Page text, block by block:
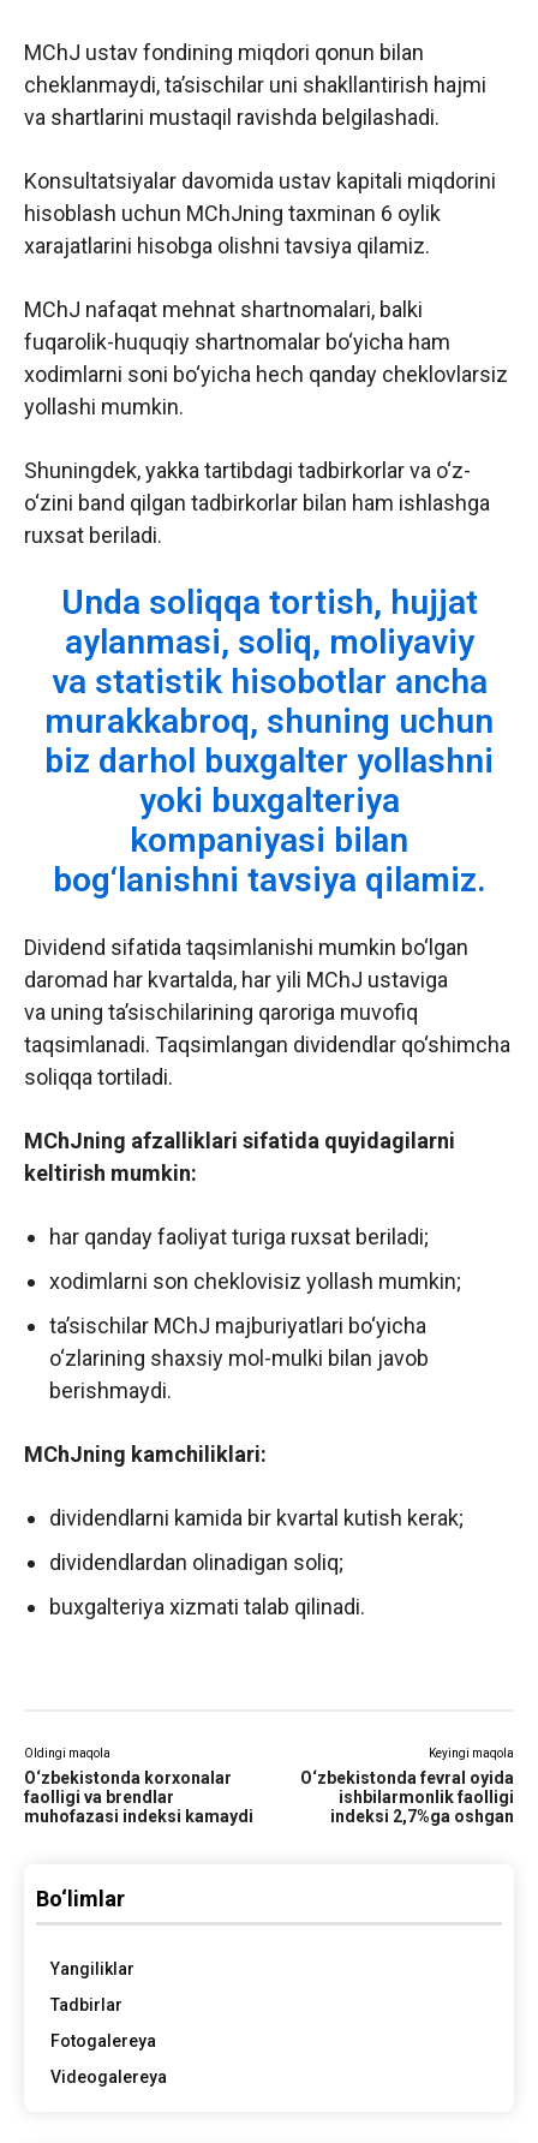
MChJ ustav fondining miqdori qonun bilan
cheklanmaydi, ta’sischilar uni shakllantirish hajmi
va shartlarini mustaqil ravishda belgilashadi.
Konsultatsiyalar davomida ustav kapitali miqdorini
hisoblash uchun MChJning taxminan 6 oylik
xarajatlarini hisobga olishni tavsiya qilamiz.
MChJ nafaqat mehnat shartnomalari, balki
fuqarolik-huquqiy shartnomalar bo‘yicha ham
xodimlarni soni bo‘yicha hech qanday cheklovlarsiz
yollashi mumkin.
Shuningdek, yakka tartibdagi tadbirkorlar va o‘z-
o‘zini band qilgan tadbirkorlar bilan ham ishlashga
ruxsat beriladi.
Unda soliqqa tortish, hujjat
aylanmasi, soliq, moliyaviy
va statistik hisobotlar ancha
murakkabroq, shuning uchun
biz darhol buxgalter yollashni
yoki buxgalteriya
kompaniyasi bilan
bog‘lanishni tavsiya qilamiz.
Dividend sifatida taqsimlanishi mumkin bo‘lgan
daromad har kvartalda, har yili MChJ ustaviga
va uning ta’sischilarining qaroriga muvofiq
taqsimlanadi. Taqsimlangan dividendlar qo‘shimcha
soliqqa tortiladi.
MChJning afzalliklari sifatida quyidagilarni
keltirish mumkin:
har qanday faoliyat turiga ruxsat beriladi;
xodimlarni son cheklovisiz yollash mumkin;
ta’sischilar MChJ majburiyatlari bo‘yicha
o‘zlarining shaxsiy mol-mulki bilan javob
berishmaydi.
MChJning kamchiliklari:
dividendlarni kamida bir kvartal kutish kerak;
dividendlardan olinadigan soliq;
buxgalteriya xizmati talab qilinadi.
Oldingi maqola
O‘zbekistonda korxonalar
faolligi va brendlar
muhofazasi indeksi kamaydi
Keyingi maqola
O‘zbekistonda fevral oyida
ishbilarmonlik faolligi
indeksi 2,7%ga oshgan
Bo‘limlar
Yangiliklar
Tadbirlar
Fotogalereya
Videogalereya